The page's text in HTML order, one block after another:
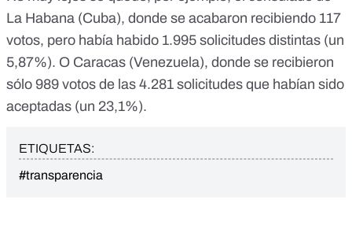
La Habana (Cuba), donde se acabaron recibiendo 117
votos, pero había habido 1.995 solicitudes distintas (un
5,87%). O Caracas (Venezuela), donde se recibieron
sólo 989 votos de las 4.281 solicitudes que habían sido
aceptadas (un 23,1%).
ETIQUETAS:
#transparencia